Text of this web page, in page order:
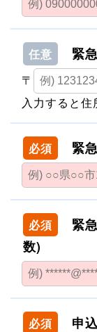
任意 緊
〒
入力すると
必須 緊
必須
緊
数)
必須 申